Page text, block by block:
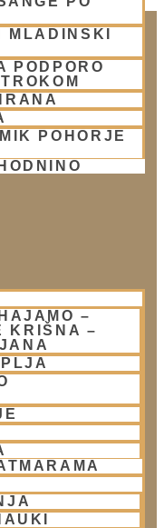
MLADINSKI
PODPORO
POHORJE
–
KRIŠNA –